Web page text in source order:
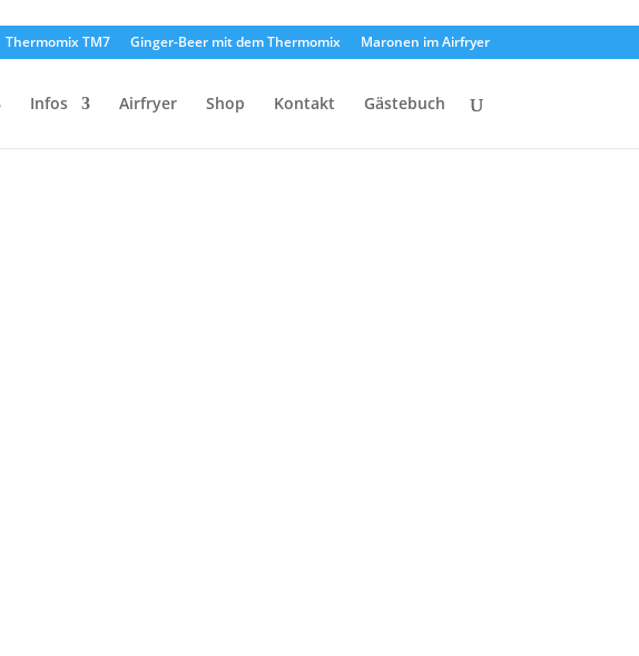
Thermomix TM7 Ginger-Beer mit dem Thermomix Maronen im Airfryer
Infos Airfryer Shop Kontakt Gästebuch